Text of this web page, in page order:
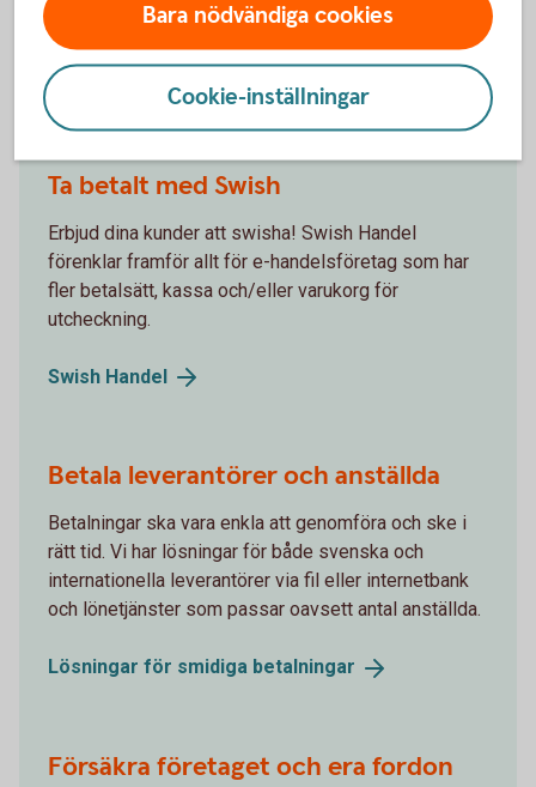
befinner sig.
Ta betalt i butik och online
Ta betalt med Swish
Erbjud dina kunder att swisha! Swish Handel
förenklar framför allt för e-handelsföretag som har
fler betalsätt, kassa och/eller varukorg för
utcheckning.
Swish Handel
Betala leverantörer och anställda
Betalningar ska vara enkla att genomföra och ske i
rätt tid. Vi har lösningar för både svenska och
internationella leverantörer via fil eller internetbank
och lönetjänster som passar oavsett antal anställda.
Lösningar för smidiga betalningar
Försäkra företaget och era fordon
Bara nödvändiga cookies
Cookie-inställningar